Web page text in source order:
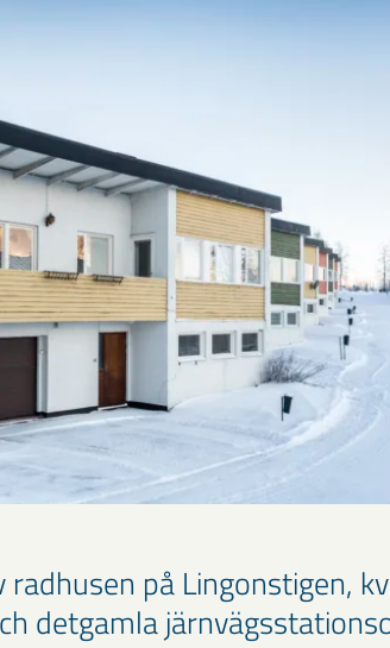
radhusen på Lingonstigen,
detgamla